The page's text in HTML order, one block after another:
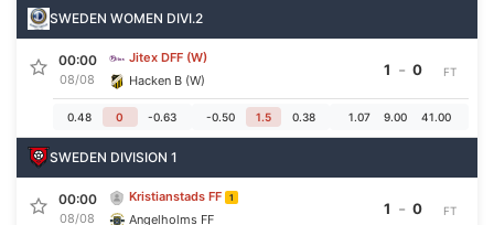
SWEDEN WOMEN DIVI.2
00:00
08/08
Jitex DFF (W)
Hacken B (W)
1 - 0
0.48 0 -0.63 -0.50 1.5 0.38 1.07 9.00 41.00
FT
SWEDEN DIVISION 1
00:00
08/08
Kristianstads FF 1
Angelholms FF
1 - 0 FT